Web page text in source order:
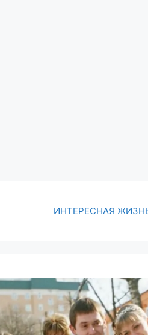
ИНТЕРЕСНАЯ